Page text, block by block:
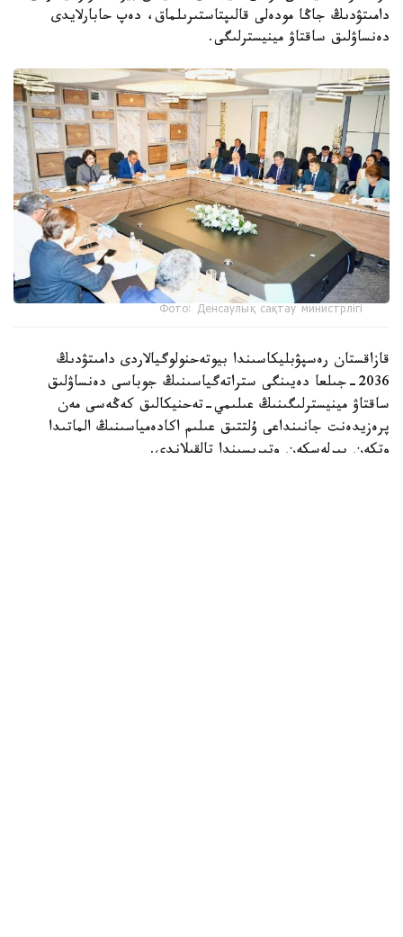
دامىتۋدىڭ جاڭا مودەلى قالىپتاستىرىلماق، دەپ حابارلايدى
دەنساۋلىق ساقتاۋ مينيسترلىگى.
Фото: Денсаулық сақтау министрлігі
قازاقستان رەسپۋبليكاسىندا بيوتەحنولوگيالاردى دامىتۋدىڭ
2036-جىلعا دەيىنگى ستراتەگياسىنىڭ جوباسى دەنساۋلىق
ساقتاۋ مينيسترلىگىنىڭ عىلىمي-تەحنيكالىق كەڭەسى مەن
پرەزيدەنت جانىنداعى ۇلتتىق عىلىم اكادەمياسىنىڭ الماتىدا
وتكەن بىرلەسكەن وتىرىسىندا تالقىلاندى.